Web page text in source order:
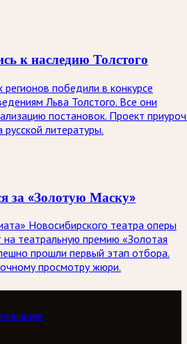
к наследию Толстого
победили в конкурсе
Льва Толстого. Все они
постановок. Проект
литературы.
за «Золотую Маску»
Новосибирского театра оперы
театральную премию «Золотая
прошли первый этап отбора.
просмотру жюри.